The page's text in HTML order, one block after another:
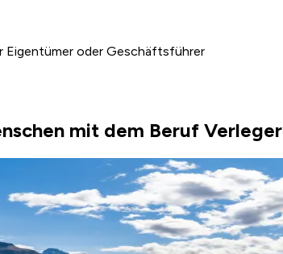
Eigentümer oder Geschäftsführer
mit dem Beruf Verleger